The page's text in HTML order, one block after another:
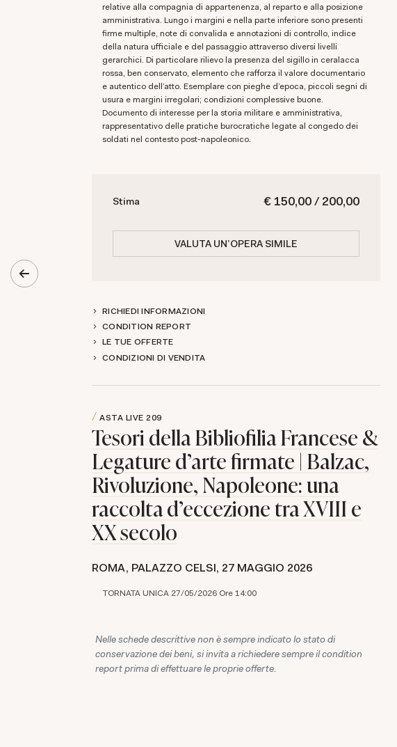
relative alla compagnia di appartenenza, al reparto e alla posizione
amministrativa. Lungo i margini e nella parte inferiore sono presenti
firme multiple, note di convalida e annotazioni di controllo, indice
della natura ufficiale e del passaggio attraverso diversi livelli
gerarchici. Di particolare rilievo la presenza del sigillo in ceralacca
rossa, ben conservato, elemento che rafforza il valore documentario
e autentico dell’atto. Esemplare con pieghe d’epoca, piccoli segni di
usura e margini irregolari; condizioni complessive buone.
Documento di interesse per la storia militare e amministrativa,
rappresentativo delle pratiche burocratiche legate al congedo dei
soldati nel contesto post-napoleonico.
€ 150,00 / 200,00
Stima
VALUTA UN'OPERA SIMILE
RICHIEDI INFORMAZIONI
CONDITION REPORT
LE TUE OFFERTE
CONDIZIONI DI VENDITA
ASTA LIVE 209
Tesori della Bibliofilia Francese &
Legature d'arte firmate | Balzac,
Rivoluzione, Napoleone: una
raccolta d'eccezione tra XVIII e
XX secolo
ROMA, PALAZZO CELSI, 27 MAGGIO 2026
TORNATA UNICA 27/05/2026 Ore 14:00
Nelle schede descrittive non è sempre indicato lo stato di
conservazione dei beni, si invita a richiedere sempre il condition
report prima di effettuare le proprie offerte.